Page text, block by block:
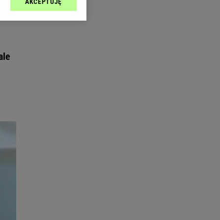
sp. z o.o., jej
danych poprzez
celów identyfikacji.
reklam i treści,